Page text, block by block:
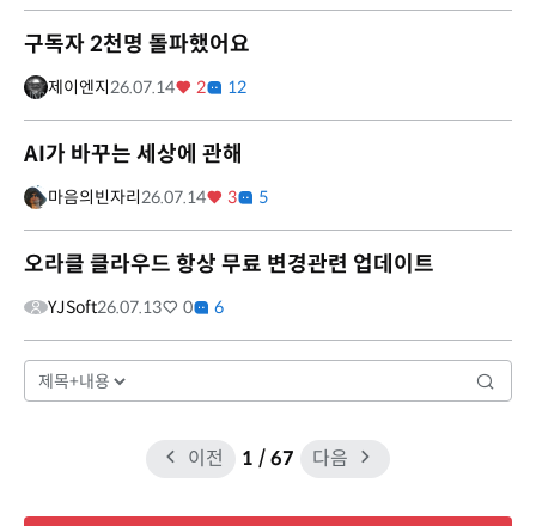
구독자 2천명 돌파했어요
제이엔지26.07.14 2 12
AI가 바꾸는 세상에 관해
마음의빈자리26.07.14 3 5
오라클 클라우드 항상 무료 변경관련 업데이트
YJSoft26.07.13 0 6
이전 1 / 67 다음